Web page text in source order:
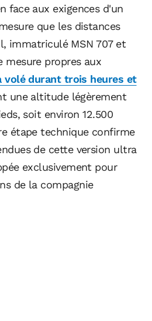
face aux exigences d'un
que les distances
immatriculé MSN 707 et
propres aux
volé durant trois heures et
une altitude légèrement
soit environ 12.500
étape technique confirme
de cette version ultra
exclusivement pour
de la compagnie